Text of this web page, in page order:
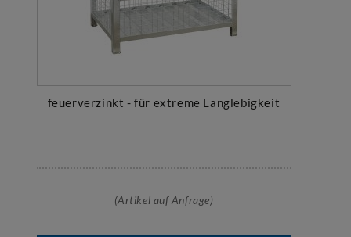
feuerverzinkt - für extreme Langlebigkeit
(Artikel auf Anfrage)